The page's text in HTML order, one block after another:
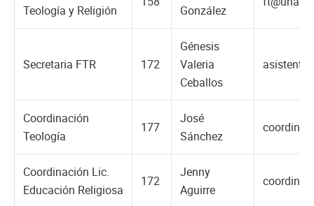
Teología y Religión
González
Secretaria FTR 172
Génesis
Valeria
Ceballos
Coordinación
Teología
177
José
Sánchez
Coordinación Lic.
Educación Religiosa
172
Jenny
Aguirre